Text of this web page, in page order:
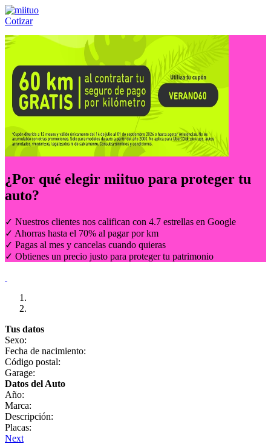
Cotizar
Llámanos al:(55) 84-21-05-00 ó
¿Por qué elegir miituo para proteger tu
auto?
✓ Nuestros clientes nos califican con 4.7 estrellas en Google
✓ Ahorras hasta el 70% al pagar por km
✓ Pagas al mes y cancelas cuando quieras
✓ Obtienes un precio justo para proteger tu patrimonio
Tus datos
Sexo:
Fecha de nacimiento:
Código postal:
Garage:
Datos del Auto
Año:
Marca:
Descripción:
Placas:
Next